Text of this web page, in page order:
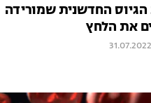
החדשנית שמורידה
את הלחץ
31.07.2022